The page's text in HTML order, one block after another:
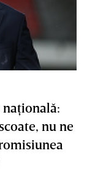
naţională:
nu ne